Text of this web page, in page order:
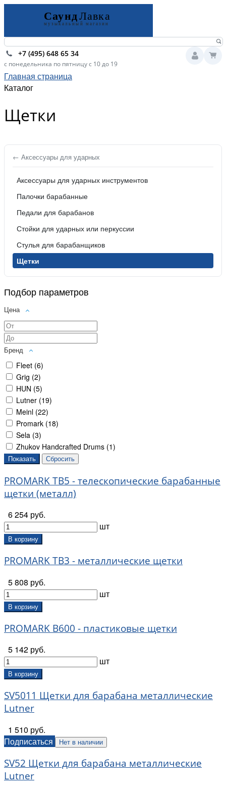
+7 (495) 648 65 34
с понедельника по пятницу с 10 до 19
Главная страница
Каталог
Щетки
← Аксессуары для ударных
Аксессуары для ударных инструментов
Палочки барабанные
Педали для барабанов
Стойки для ударных или перкуссии
Стулья для барабанщиков
Щетки
Подбор параметров
Цена
Бренд
Fleet (6)
Grig (2)
HUN (5)
Lutner (19)
Meinl (22)
Promark (18)
Sela (3)
Zhukov Handcrafted Drums (1)
PROMARK TB5 - телескопические барабанные
щетки (металл)
6 254 руб.
шт
В корзину
PROMARK TB3 - металлические щетки
5 808 руб.
шт
В корзину
PROMARK B600 - пластиковые щетки
5 142 руб.
шт
В корзину
SV5011 Щетки для барабана металлические
Lutner
1 510 руб.
Подписаться
Нет в наличии
SV52 Щетки для барабана металлические
Lutner